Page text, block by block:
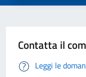
Contatta il
Leggi le